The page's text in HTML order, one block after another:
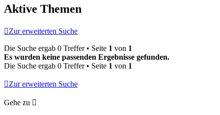
Aktive Themen
Zur erweiterten Suche
Die Suche ergab 0 Treffer • Seite 1 von 1
Es wurden keine passenden Ergebnisse gefunden.
Die Suche ergab 0 Treffer • Seite 1 von 1
Zur erweiterten Suche
Gehe zu